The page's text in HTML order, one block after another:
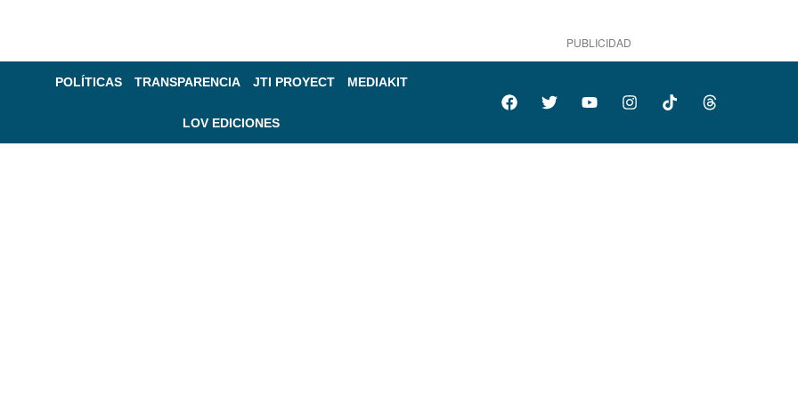
PUBLICIDAD
POLÍTICAS TRANSPARENCIA JTI PROYECT MEDIAKIT
LOV EDICIONES